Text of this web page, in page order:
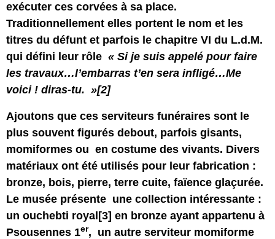
exécuter ces corvées à sa place.
Traditionnellement elles portent le nom et les
titres du défunt et parfois le chapitre VI du L.d.M.
qui défini leur rôle « Si je suis appelé pour faire
les travaux…l’embarras t’en sera infligé…Me
voici ! diras-tu. »[2]
Ajoutons que ces serviteurs funéraires sont le
plus souvent figurés debout, parfois gisants,
momiformes ou en costume des vivants. Divers
matériaux ont été utilisés pour leur fabrication :
bronze, bois, pierre, terre cuite, faïence glaçurée.
Le musée présente une collection intéressante :
un ouchebti royal [3] en bronze ayant appartenu à
Psousennes 1er, un autre serviteur momiforme